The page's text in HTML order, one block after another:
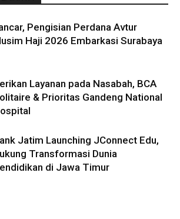
Pengisian Perdana Avtur
Haji 2026 Embarkasi Surabaya
Layanan pada Nasabah, BCA
& Prioritas Gandeng National
Jatim Launching JConnect Edu,
Transformasi Dunia
di Jawa Timur